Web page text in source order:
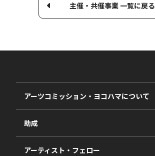
主催・共催事業 一覧に戻る
アーツコミッション・ヨコハマについて
事業紹介
事業報告書
助成
2027年度
アーティスト・フェロー